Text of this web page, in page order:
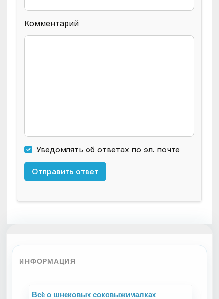
Комментарий
Уведомлять об ответах по эл. почте
Отправить ответ
ИНФОРМАЦИЯ
Всё о шнековых соковыжималках